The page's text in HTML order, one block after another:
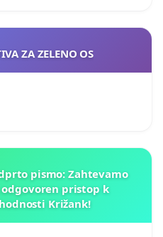
ZA ZELENO OS
pismo: Zahtevamo
pristop k
Križank!